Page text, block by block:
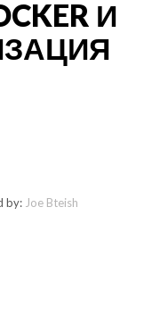
И
by: Joe Bteish